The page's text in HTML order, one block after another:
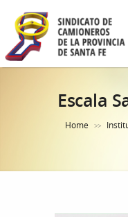
Escala
Home >>